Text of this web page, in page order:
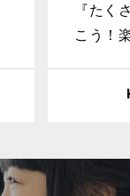
『たく
こう！
とをみ